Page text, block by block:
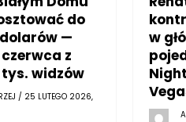
do
—
z
tys. widzów
/ 25 LUTEGO 2026,
w